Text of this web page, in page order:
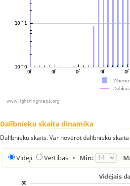
Dalībnieku skaita dinamika
Dalībnieku skaits. Var novērot dalībnieku
Vidēji Vērtības • Min: